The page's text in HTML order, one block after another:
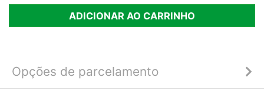
ADICIONAR AO CARRINHO
Opções de parcelamento